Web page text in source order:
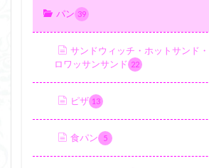
パン 39
サンドウィッチ・ホットサンド
ロワッサンサンド 22
ピザ 13
食パン 5